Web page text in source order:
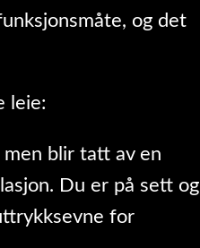
og det
leie:
blir tatt av en
Du er på sett og
for